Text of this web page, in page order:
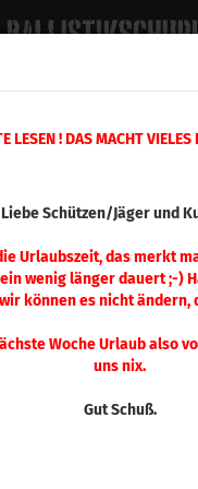
LESEN ! DAS MACHT VIELES
Liebe Schützen/Jäger und
Urlaubszeit, das merkt
wenig länger dauert ;-)
wir können es nicht ändern,
Woche Urlaub also
uns nix.
Gut Schuß.